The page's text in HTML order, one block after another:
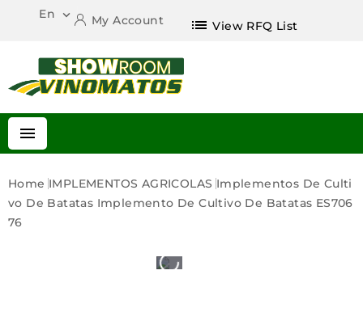
En  My Account list View RFQ List

Home IMPLEMENTOS AGRICOLAS Implementos De Culti
Vo De Batatas Implemento De Cultivo De Batatas ES706
76